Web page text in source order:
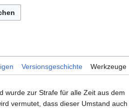
Versionsgeschichte Werkzeuge
wurde zur Strafe für alle Zeit aus dem
vermutet, dass dieser Umstand auch